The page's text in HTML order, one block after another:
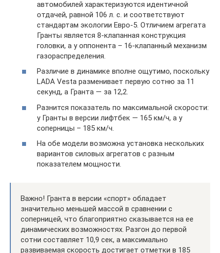
автомобилей характеризуются идентичной
отдачей, равной 106 л. с. и соответствуют
стандартам экологии Евро-5. Отличием агрегата
Гранты является 8-клапанная конструкция
головки, а у оппонента – 16-клапанный механизм
газораспределения.
Различие в динамике вполне ощутимо, поскольку
LADA Vesta разменивает первую сотню за 11
секунд, а Гранта — за 12,2.
Разнится показатель по максимальной скорости:
у Гранты в версии лифтбек — 165 км/ч, а у
соперницы – 185 км/ч.
На обе модели возможна установка нескольких
вариантов силовых агрегатов с разным
показателем мощности.
Важно! Гранта в версии «спорт» обладает
значительно меньшей массой в сравнении с
соперницей, что благоприятно сказывается на ее
динамических возможностях. Разгон до первой
сотни составляет 10,9 сек, а максимально
развиваемая скорость достигает отметки в 185